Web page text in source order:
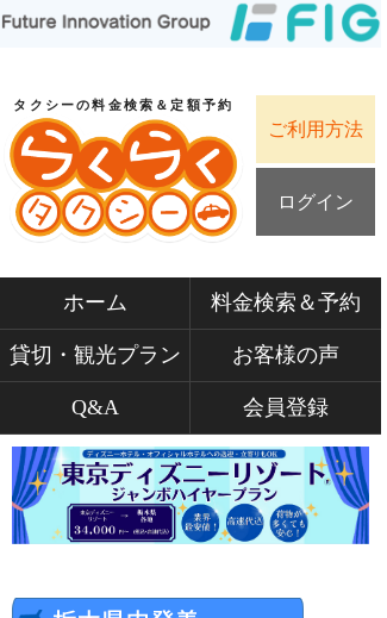
タクシーの料金検索＆定額予約
ご利用方法
ログイン
ホーム 料金検索＆予約
貸切・観光プラン お客様の声
Q&A 会員登録